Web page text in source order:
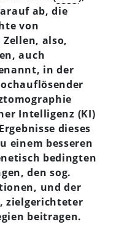
ab, die
von
also,
auch
in der
Intelligenz (KI)
dieses
einem besseren
bedingten
den sog.
und der
zielgerichteter
beitragen.